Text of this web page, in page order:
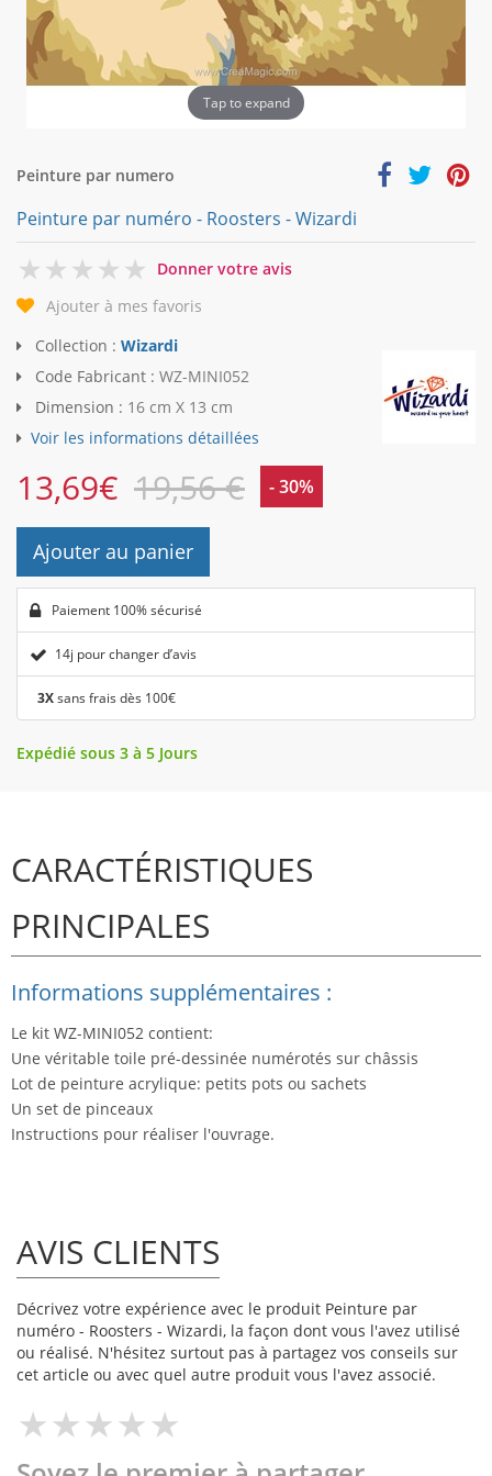
Tap to expand
Peinture par numero
Peinture par numéro - Roosters - Wizardi
0
Donner votre avis
Ajouter à mes favoris
Collection : Wizardi
Code Fabricant : WZ-MINI052
Dimension : 16 cm X 13 cm
Voir les informations détaillées
13,69€ 19,56 € - 30%
Ajouter au panier
Paiement 100% sécurisé
14j pour changer d’avis
3Xsans frais dès 100€
Expédié sous 3 à 5 Jours
CARACTÉRISTIQUES
PRINCIPALES
Informations supplémentaires :
Le kit WZ-MINI052 contient:
Une véritable toile pré-dessinée numérotés sur châssis
Lot de peinture acrylique: petits pots ou sachets
Un set de pinceaux
Instructions pour réaliser l'ouvrage.
AVIS CLIENTS
Décrivez votre expérience avec le produit Peinture par
numéro - Roosters - Wizardi, la façon dont vous l'avez utilisé
ou réalisé. N'hésitez surtout pas à partagez vos conseils sur
cet article ou avec quel autre produit vous l'avez associé.